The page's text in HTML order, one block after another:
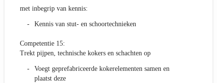
met inbegrip van kennis:
Kennis van stut- en schoortechnieken
Competentie 15:
Trekt pijpen, technische kokers en schachten op
Voegt geprefabriceerde kokerelementen samen en
plaatst deze